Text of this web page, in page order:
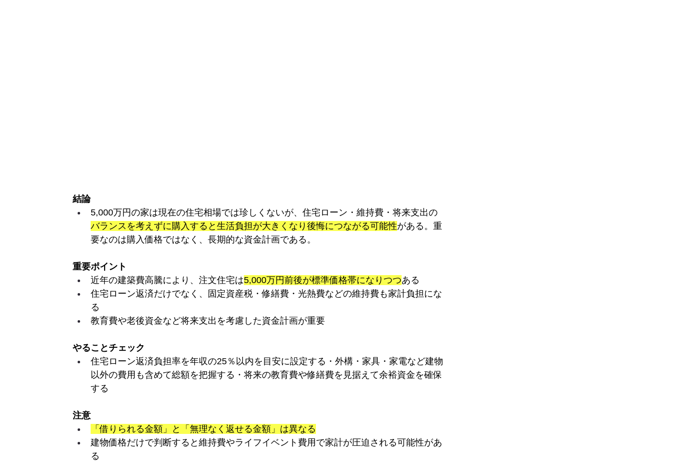
結論
5,000万円の家は現在の住宅相場では珍しくないが、住宅ローン・維持費・将来支出の
バランスを考えずに購入すると生活負担が大きくなり後悔につながる可能性がある。重
要なのは購入価格ではなく、長期的な資金計画である。
重要ポイント
近年の建築費高騰により、注文住宅は5,000万円前後が標準価格帯になりつつある
住宅ローン返済だけでなく、固定資産税・修繕費・光熱費などの維持費も家計負担にな
る
教育費や老後資金など将来支出を考慮した資金計画が重要
やることチェック
住宅ローン返済負担率を年収の25％以内を目安に設定する・外構・家具・家電など建物
以外の費用も含めて総額を把握する・将来の教育費や修繕費を見据えて余裕資金を確保
する
注意
「借りられる金額」と「無理なく返せる金額」は異なる
建物価格だけで判断すると維持費やライフイベント費用で家計が圧迫される可能性があ
る